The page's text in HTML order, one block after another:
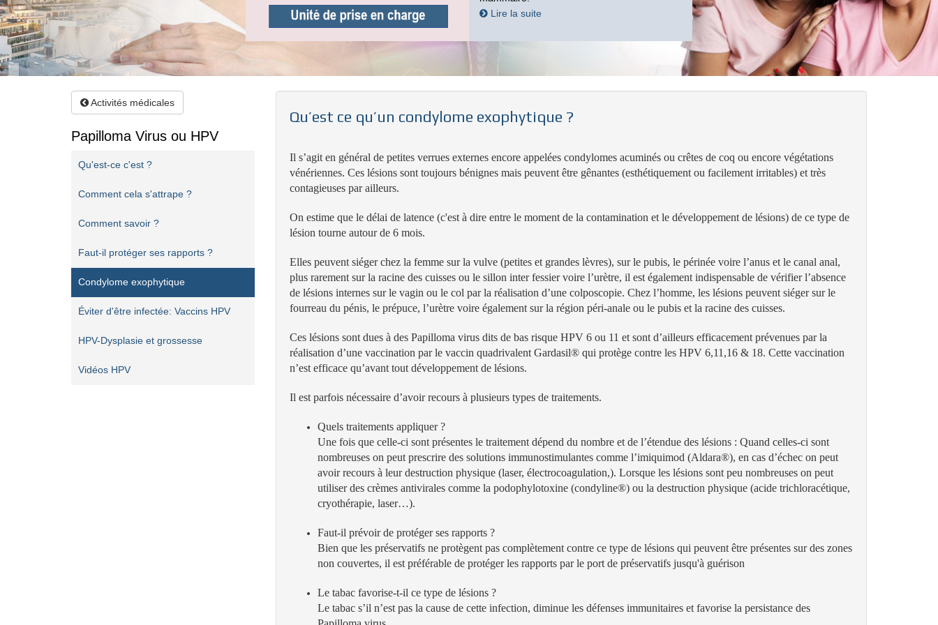
Lire la suite
Activités médicales
Papilloma Virus ou HPV
Qu'est-ce c'est ?
Comment cela s'attrape ?
Comment savoir ?
Faut-il protéger ses rapports ?
Condylome exophytique
Éviter d'être infectée: Vaccins HPV
HPV-Dysplasie et grossesse
Vidéos HPV
Qu’est ce qu’un condylome exophytique ?
Il s’agit en général de petites verrues externes encore appelées condylomes acuminés ou crêtes de coq ou encore végétations
vénériennes. Ces lésions sont toujours bénignes mais peuvent être gênantes (esthétiquement ou facilement irritables) et très
contagieuses par ailleurs.
On estime que le délai de latence (c'est à dire entre le moment de la contamination et le développement de lésions) de ce type de
lésion tourne autour de 6 mois.
Elles peuvent siéger chez la femme sur la vulve (petites et grandes lèvres), sur le pubis, le périnée voire l’anus et le canal anal,
plus rarement sur la racine des cuisses ou le sillon inter fessier voire l’urètre, il est également indispensable de vérifier l’absence
de lésions internes sur le vagin ou le col par la réalisation d’une colposcopie. Chez l’homme, les lésions peuvent siéger sur le
fourreau du pénis, le prépuce, l’urètre voire également sur la région péri-anale ou le pubis et la racine des cuisses.
Ces lésions sont dues à des Papilloma virus dits de bas risque HPV 6 ou 11 et sont d’ailleurs efficacement prévenues par la
réalisation d’une vaccination par le vaccin quadrivalent Gardasil® qui protège contre les HPV 6,11,16 & 18. Cette vaccination
n’est efficace qu’avant tout développement de lésions.
Il est parfois nécessaire d’avoir recours à plusieurs types de traitements.
Quels traitements appliquer ?
Une fois que celle-ci sont présentes le traitement dépend du nombre et de l’étendue des lésions : Quand celles-ci sont
nombreuses on peut prescrire des solutions immunostimulantes comme l’imiquimod (Aldara®), en cas d’échec on peut
avoir recours à leur destruction physique (laser, électrocoagulation,). Lorsque les lésions sont peu nombreuses on peut
utiliser des crèmes antivirales comme la podophylotoxine (condyline®) ou la destruction physique (acide trichloracétique,
cryothérapie, laser…).
Faut-il prévoir de protéger ses rapports ?
Bien que les préservatifs ne protègent pas complètement contre ce type de lésions qui peuvent être présentes sur des zones
non couvertes, il est préférable de protéger les rapports par le port de préservatifs jusqu'à guérison
Le tabac favorise-t-il ce type de lésions ?
Le tabac s’il n’est pas la cause de cette infection, diminue les défenses immunitaires et favorise la persistance des